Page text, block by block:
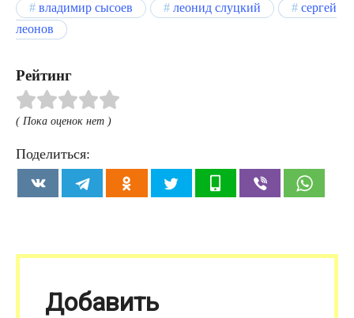
владимир сысоев леонид слуцкий
сергей
леонов
Рейтинг
( Пока оценок нет )
Поделиться:
Добавить